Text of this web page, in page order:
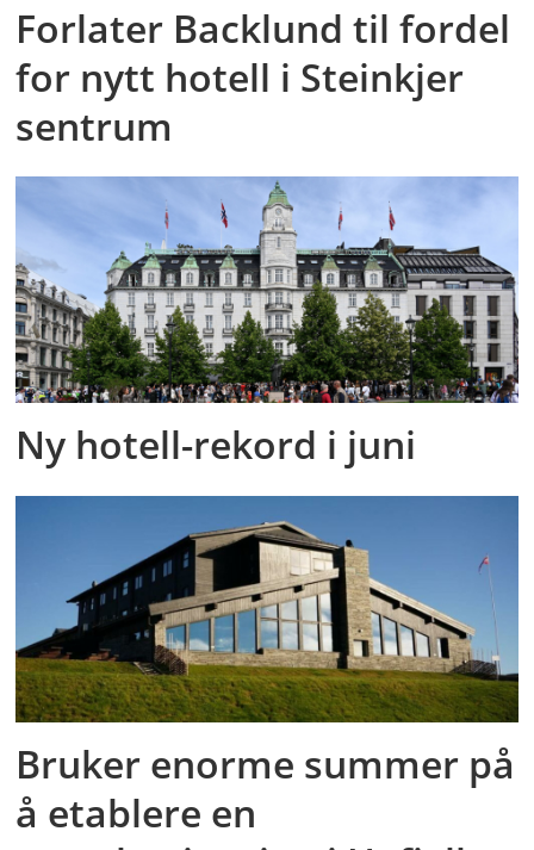
Forlater Backlund til fordel
for nytt hotell i Steinkjer
sentrum
Ny hotell-rekord i juni
Bruker enorme summer på
å etablere en